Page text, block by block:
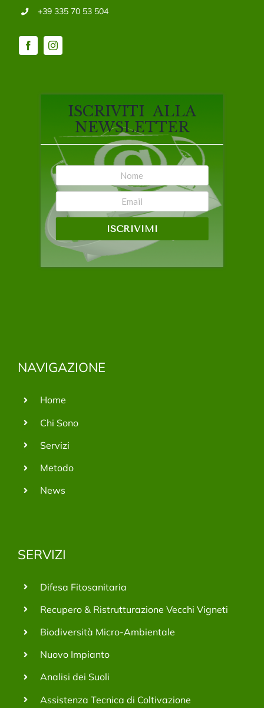
+39 335 70 53 504
ISCRIVITI ALLA
NEWSLETTER
ISCRIVIMI
NAVIGAZIONE
Home
Chi Sono
Servizi
Metodo
News
SERVIZI
Difesa Fitosanitaria
Recupero & Ristrutturazione Vecchi Vigneti
Biodiversità Micro-Ambientale
Nuovo Impianto
Analisi dei Suoli
Assistenza Tecnica di Coltivazione